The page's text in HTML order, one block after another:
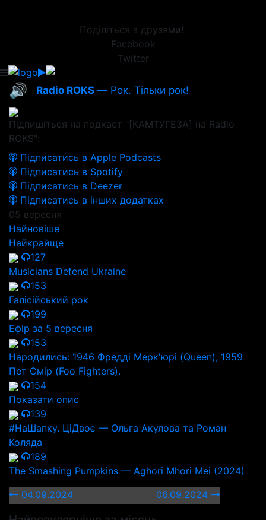
Поділіться з друзями!
Facebook
Twitter
🔊 Radio ROKS — Рок. Тільки рок!
Підпишіться на подкаст "[КАМТУГЕЗА] на Radio
ROKS":
Підписатись в Apple Podcasts
Підписатись в Spotify
Підписатись в Deezer
Підписатись в інших додатках
05 вересня
Найновіше
Найкрайще
127
Musicians Defend Ukraine
153
Галісійський рок
199
Ефір за 5 вересня
153
Народились: 1946 Фредді Мерк'юрі (Queen), 1959
Пет Смір (Foo Fighters).
154
Показати опис
139
#НаШапку. ЦіДвоє — Ольга Акулова та Роман
Коляда
189
The Smashing Pumpkins — Aghori Mhori Mei (2024)
04.09.2024
06.09.2024